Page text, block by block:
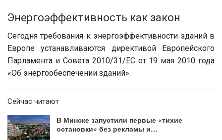
Энергоэффективность как закон
Сегодня требования к энергоэффективности зданий в
Европе устанавливаются директивой Европейского
Парламента и Совета 2010/31/EC от 19 мая 2010 года
«Об энергообеспечении зданий».
Сейчас читают
В Минске запустили первые «тихие
остановки» без рекламы и…